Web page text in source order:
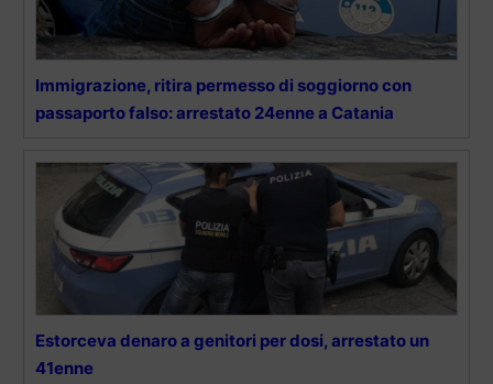
Immigrazione, ritira permesso di soggiorno con
passaporto falso: arrestato 24enne a Catania
Estorceva denaro a genitori per dosi, arrestato un
41enne